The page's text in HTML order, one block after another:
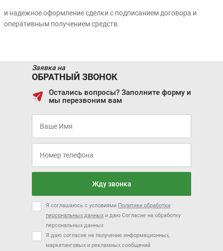
и надежное оформление сделки с подписанием договора и
оперативным получением средств.
Заявка на
ОБРАТНЫЙ ЗВОНОК
Остались вопросы? Заполните форму и
мы перезвоним вам
Жду звонка
Я соглашаюсь с условиями Политики обработки
персональных данных и даю Согласие на обработку
персональных данных
Я даю согласие на получение информационных,
маркетинговых и рекламных сообщений